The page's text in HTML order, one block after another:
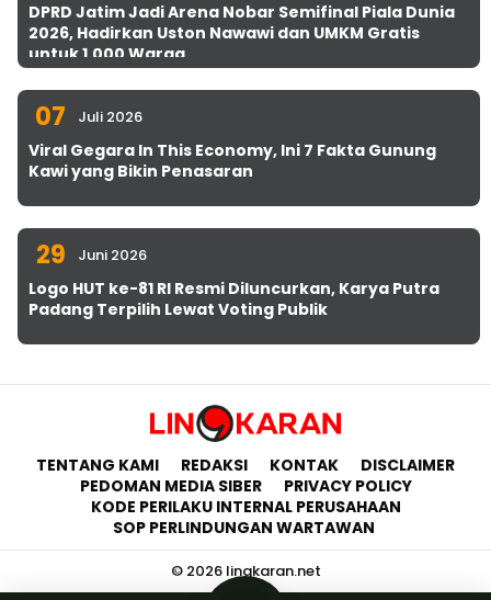
DPRD Jatim Jadi Arena Nobar Semifinal Piala Dunia
2026, Hadirkan Uston Nawawi dan UMKM Gratis
untuk 1.000 Warga
07 Juli 2026
Viral Gegara In This Economy, Ini 7 Fakta Gunung
Kawi yang Bikin Penasaran
29 Juni 2026
Logo HUT ke-81 RI Resmi Diluncurkan, Karya Putra
Padang Terpilih Lewat Voting Publik
TENTANG KAMI REDAKSI KONTAK
DISCLAIMER
PEDOMAN MEDIA SIBER
PRIVACY POLICY
KODE PERILAKU INTERNAL PERUSAHAAN
SOP PERLINDUNGAN WARTAWAN
© 2026 lingkaran.net